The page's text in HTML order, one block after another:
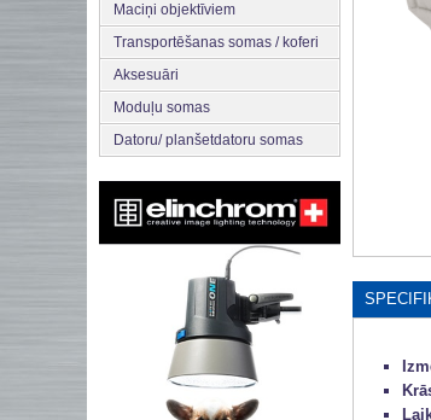
Maciņi objektīviem
Transportēšanas somas / koferi
Aksesuāri
Moduļu somas
Datoru/ planšetdatoru somas